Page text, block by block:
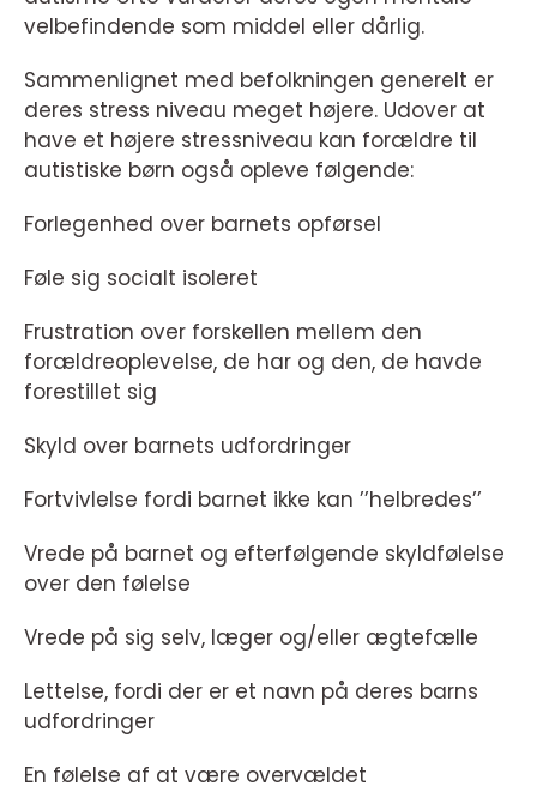
velbefindende som middel eller dårlig.
Sammenlignet med befolkningen generelt er
deres stress niveau meget højere. Udover at
have et højere stressniveau kan forældre til
autistiske børn også opleve følgende:
Forlegenhed over barnets opførsel
Føle sig socialt isoleret
Frustration over forskellen mellem den
forældreoplevelse, de har og den, de havde
forestillet sig
Skyld over barnets udfordringer
Fortvivlelse fordi barnet ikke kan ’’helbredes’’
Vrede på barnet og efterfølgende skyldfølelse
over den følelse
Vrede på sig selv, læger og/eller ægtefælle
Lettelse, fordi der er et navn på deres barns
udfordringer
En følelse af at være overvældet